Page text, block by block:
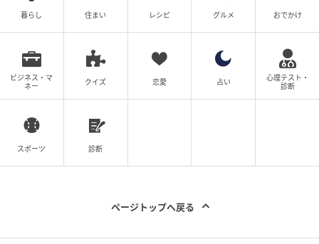
暮らし 住まい レシピ グルメ おでかけ
ビジネス・マ
ネー
クイズ 恋愛 占い
心理テスト・
診断
スポーツ 診断
ページトップへ戻る